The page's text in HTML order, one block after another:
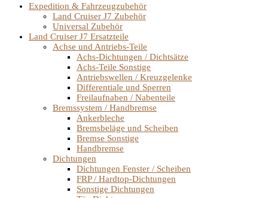
Expedition & Fahrzeugzubehör
Land Cruiser J7 Zubehör
Universal Zubehör
Land Cruiser J7 Ersatzteile
Achse und Antriebs-Teile
Achs-Dichtungen / Dichtsätze
Achs-Teile Sonstige
Antriebswellen / Kreuzgelenke
Differentiale und Sperren
Freilaufnaben / Nabenteile
Bremssystem / Handbremse
Ankerbleche
Bremsbeläge und Scheiben
Bremse Sonstige
Handbremse
Dichtungen
Dichtungen Fenster / Scheiben
FRP / Hardtop-Dichtungen
Sonstige Dichtungen